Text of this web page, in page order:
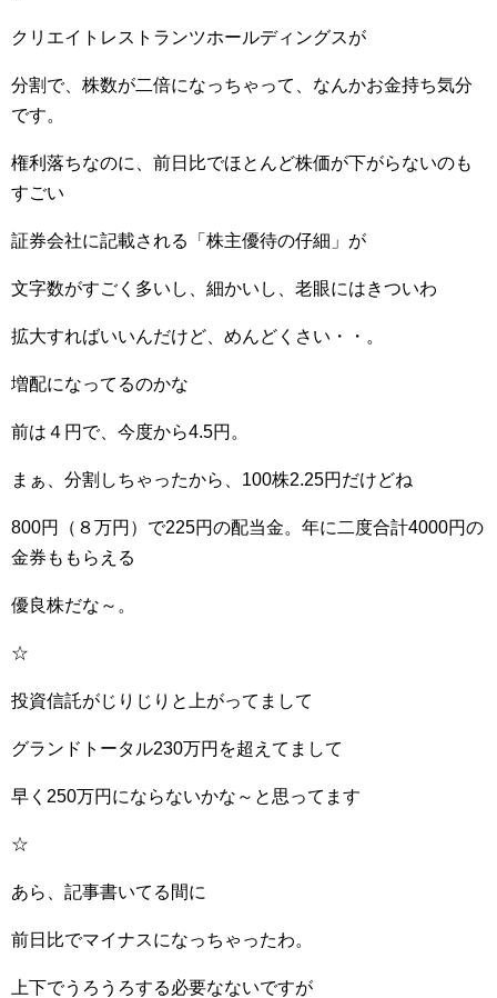
クリエイトレストランツホールディングスが
分割で、株数が二倍になっちゃって、なんかお金持ち気分
です。
権利落ちなのに、前日比でほとんど株価が下がらないのも
すごい
証券会社に記載される「株主優待の仔細」が
文字数がすごく多いし、細かいし、老眼にはきついわ
拡大すればいいんだけど、めんどくさい・・。
増配になってるのかな
前は４円で、今度から4.5円。
まぁ、分割しちゃったから、100株2.25円だけどね
800円（８万円）で225円の配当金。年に二度合計4000円の
金券ももらえる
優良株だな～。
☆
投資信託がじりじりと上がってまして
グランドトータル230万円を超えてまして
早く250万円にならないかな～と思ってます
☆
あら、記事書いてる間に
前日比でマイナスになっちゃったわ。
上下でうろうろする必要なないですが